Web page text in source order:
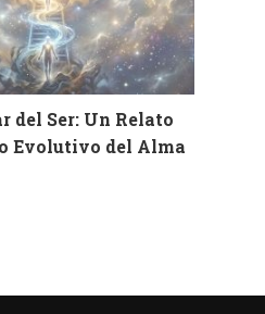
del Ser: Un Relato
Evolutivo del Alma